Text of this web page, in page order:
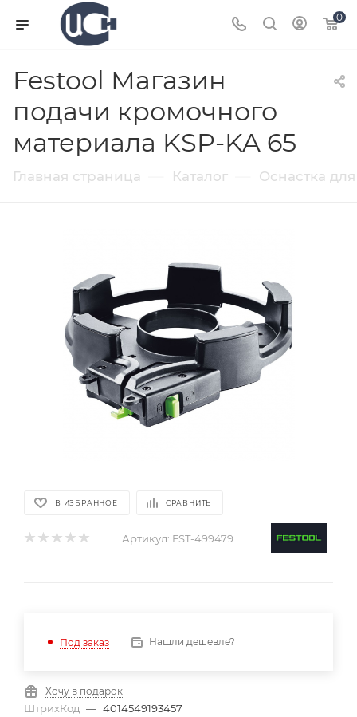
0
Festool Магазин
подачи кромочного
материала KSP-KA 65
Главная страница Каталог Оснастка
В ИЗБРАННОЕ СРАВНИТЬ
Артикул: FST-499479
Под заказ Нашли дешевле?
Хочу в подарок
ШтрихКод — 4014549193457